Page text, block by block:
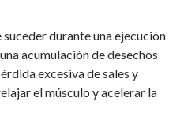
durante una ejecución
acumulación de desechos
excesiva de sales y
el músculo y acelerar la